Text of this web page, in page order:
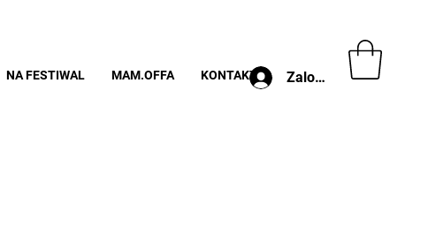
Zaloguj
NA FESTIWAL MAM.OFFA KONTAKT